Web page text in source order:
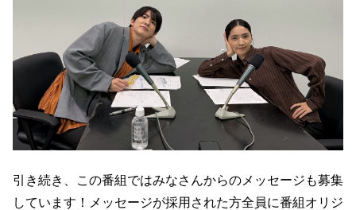
引き続き、この番組ではみなさんからのメッセージも募集
しています！メッセージが採用された方全員に番組オリジ